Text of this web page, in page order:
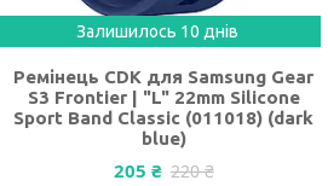
Залишилось 10 днів
Ремінець CDK для Samsung Gear
S3 Frontier | "L" 22mm Silicone
Sport Band Classic (011018) (dark
blue)
205 ₴ 220 ₴